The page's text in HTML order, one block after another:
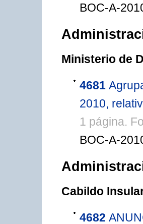
BOC-A-
Ministerio de
4681
2010,
1 página.
BOC-A-
Cabildo
4682